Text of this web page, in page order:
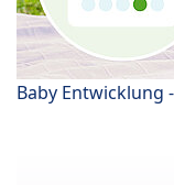
Baby